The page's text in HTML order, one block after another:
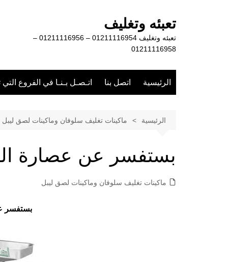
تعبئه وتغليف
تعبئه وتغليف 01211116954 – 01211116956 –
01211116958
الرئيسية اتصل بنا اتـصـل بـنـا في الفروع
الرئيسية ماكينات تغليف سلوفان وماكينات لصق ليبل
بستفسر عن عصارة
ماكينات تغليف سلوفان وماكينات لصق ليبل
بستفسر